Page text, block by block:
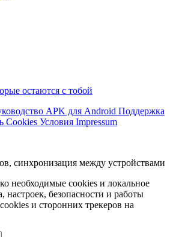
остаются с тобой
APK для Android Поддержка
Cookies Условия Impressum
синхронизация между устройствами
необходимые cookies и локальное
настроек, безопасности и работы
и сторонних трекеров на